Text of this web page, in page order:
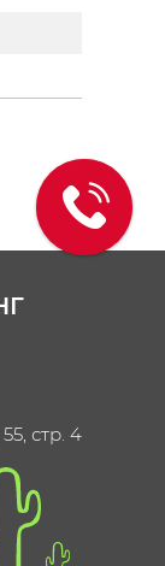
стр. 4